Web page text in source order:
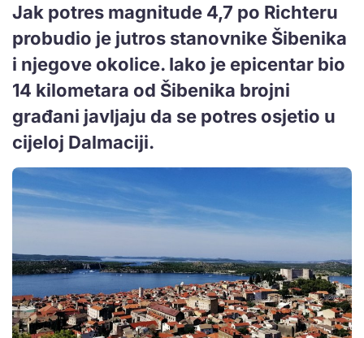
Jak potres magnitude 4,7 po Richteru
probudio je jutros stanovnike Šibenika
i njegove okolice. Iako je epicentar bio
14 kilometara od Šibenika brojni
građani javljaju da se potres osjetio u
cijeloj Dalmaciji.